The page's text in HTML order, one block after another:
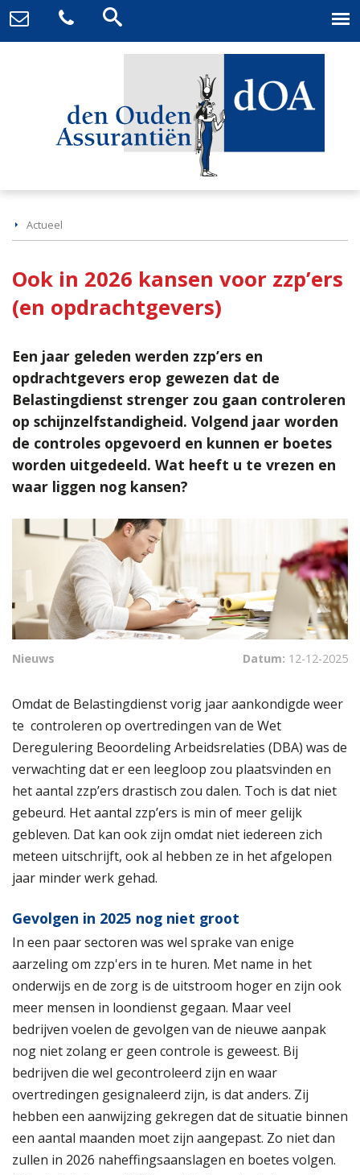
Actueel
Ook in 2026 kansen voor zzp’ers
(en opdrachtgevers)
Een jaar geleden werden zzp’ers en
opdrachtgevers erop gewezen dat de
Belastingdienst strenger zou gaan controleren
op schijnzelfstandigheid. Volgend jaar worden
de controles opgevoerd en kunnen er boetes
worden uitgedeeld. Wat heeft u te vrezen en
waar liggen nog kansen?
Nieuws Datum: 12-12-2025
Omdat de Belastingdienst vorig jaar aankondigde weer
te controleren op overtredingen van de Wet
Deregulering Beoordeling Arbeidsrelaties (DBA) was de
verwachting dat er een leegloop zou plaatsvinden en
het aantal zzp’ers drastisch zou dalen. Toch is dat niet
gebeurd. Het aantal zzp’ers is min of meer gelijk
gebleven. Dat kan ook zijn omdat niet iedereen zich
meteen uitschrijft, ook al hebben ze in het afgelopen
jaar minder werk gehad.
Gevolgen in 2025 nog niet groot
In een paar sectoren was wel sprake van enige
aarzeling om zzp'ers in te huren. Met name in het
onderwijs en de zorg is de uitstroom hoger en zijn ook
meer mensen in loondienst gegaan. Maar veel
bedrijven voelen de gevolgen van de nieuwe aanpak
nog niet zolang er geen controle is geweest. Bij
bedrijven die wel gecontroleerd zijn en waar
overtredingen gesignaleerd zijn, is dat anders. Zij
hebben een aanwijzing gekregen dat de situatie binnen
een aantal maanden moet zijn aangepast. Zo niet dan
zullen in 2026 naheffingsaanslagen en boetes volgen.